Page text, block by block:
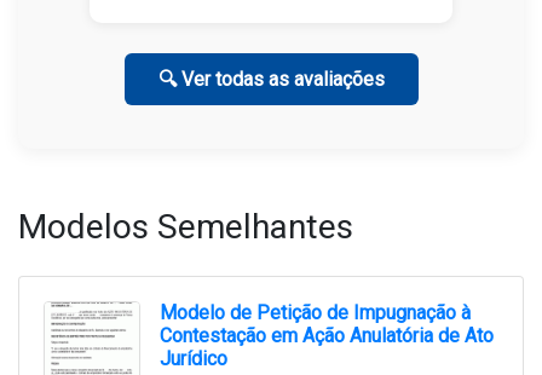
🔍 Ver todas as avaliações
Modelos Semelhantes
Modelo de Petição de Impugnação à
Contestação em Ação Anulatória de Ato
Jurídico